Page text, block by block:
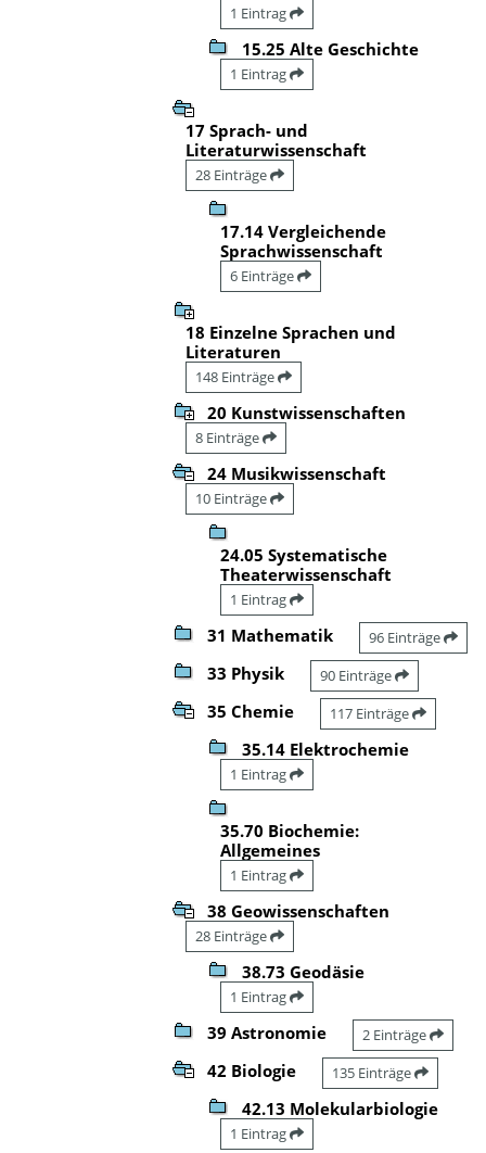
1 Eintrag
15.25 Alte Geschichte
1 Eintrag
17 Sprach- und
Literaturwissenschaft
28 Einträge
17.14 Vergleichende
Sprachwissenschaft
6 Einträge
18 Einzelne Sprachen und
Literaturen
148 Einträge
20 Kunstwissenschaften
8 Einträge
24 Musikwissenschaft
10 Einträge
24.05 Systematische
Theaterwissenschaft
1 Eintrag
31 Mathematik 96 Einträge
33 Physik 90 Einträge
35 Chemie 117 Einträge
35.14 Elektrochemie
1 Eintrag
35.70 Biochemie:
Allgemeines
1 Eintrag
38 Geowissenschaften
28 Einträge
38.73 Geodäsie
1 Eintrag
39 Astronomie 2 Einträge
42 Biologie 135 Einträge
42.13 Molekularbiologie
1 Eintrag